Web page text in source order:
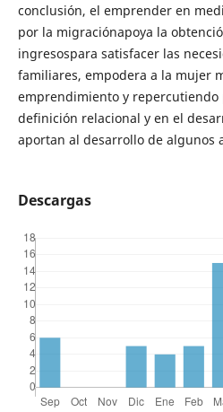
conclusión, el emprender en
por la migraciónapoya la
ingresospara satisfacer las
familiares, empodera a la mujer
emprendimiento y repercutiendo
definición relacional y en el
aportan al desarrollo de algunos
Descargas